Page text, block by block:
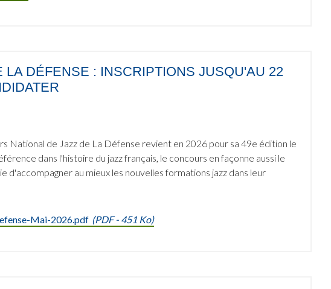
DÉFENSE : INSCRIPTIONS JUSQU'AU 22
National de Jazz de La Défense revient en 2026 pour sa 49e édition le
dans l'histoire du jazz français, le concours en façonne aussi le
au mieux les nouvelles formations jazz dans leur
Mai-2026.pdf (PDF- 451 Ko)